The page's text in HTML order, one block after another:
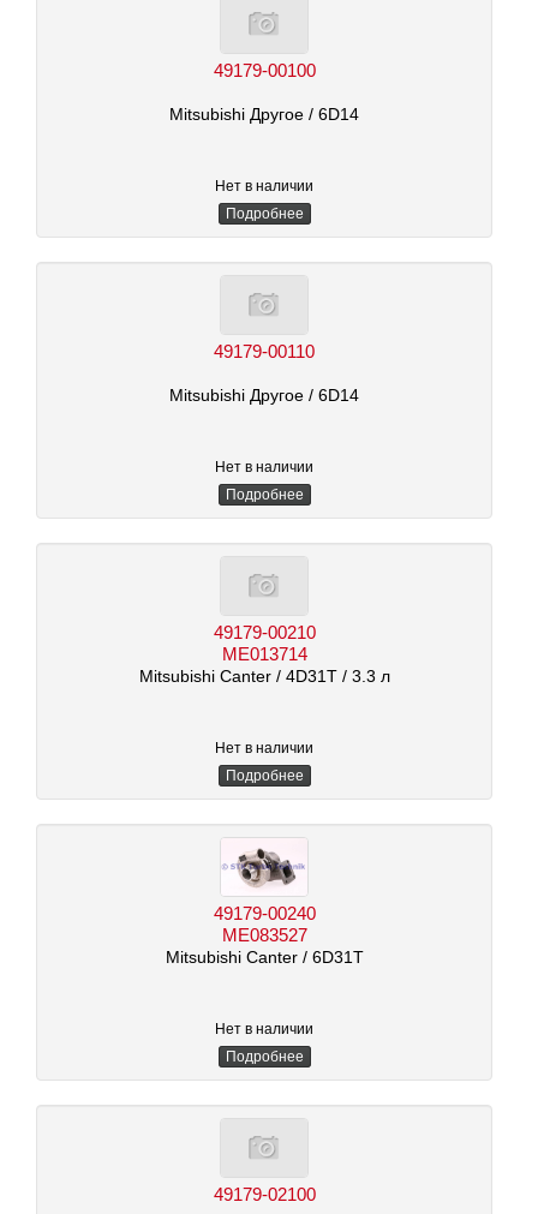
49179-00100
Mitsubishi Другое/ 6D14
Нет в наличии
Подробнее
49179-00110
Mitsubishi Другое/ 6D14
Нет в наличии
Подробнее
49179-00210
ME013714
Mitsubishi Canter / 4D31T / 3.3 л
Нет в наличии
Подробнее
49179-00240
ME083527
Mitsubishi Canter / 6D31T
Нет в наличии
Подробнее
49179-02100